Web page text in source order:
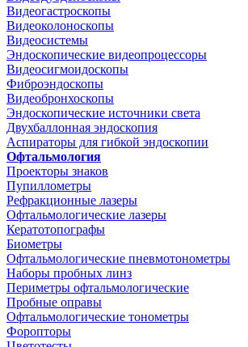
Видеогастроскопы
Видеоколоноскопы
Видеосистемы
Эндоскопические видеопроцессоры
Видеосигмоидоскопы
Фиброэндоскопы
Видеобронхоскопы
Эндоскопические источники света
Двухбаллонная эндоскопия
Аспираторы для гибкой эндоскопии
Офтальмология
Проекторы знаков
Пупиллометры
Рефракционные лазеры
Офтальмологические лазеры
Кератотопографы
Биометры
Офтальмологические пневмотонометры
Наборы пробных линз
Периметры офтальмологические
Пробные оправы
Офтальмологические тонометры
Форопторы